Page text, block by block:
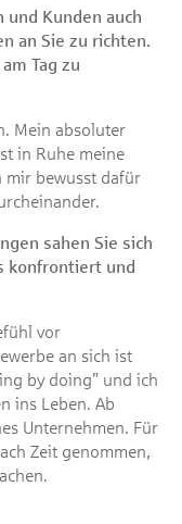
und Kunden auch
an Sie zu richten.
Tag zu
Mein absoluter
in Ruhe meine
mir bewusst dafür
sahen Sie sich
konfrontiert und
vor
an sich ist
by doing” und ich
ins Leben. Ab
Unternehmen. Für
Zeit genommen,